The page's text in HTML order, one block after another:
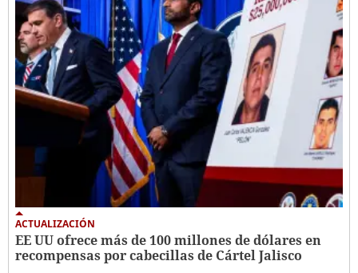
ACTUALIZACIÓN
EE UU ofrece más de 100 millones de dólares en
recompensas por cabecillas de Cártel Jalisco